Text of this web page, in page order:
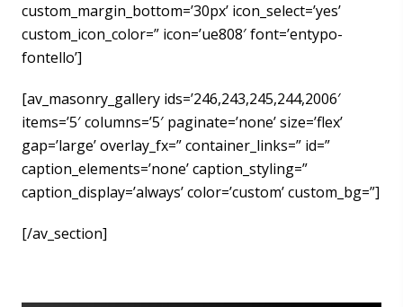
custom_margin_bottom=’30px’ icon_select=’yes’
custom_icon_color=” icon=’ue808′ font=’entypo-
fontello’]
[av_masonry_gallery ids=’246,243,245,244,2006′
items=’5′ columns=’5′ paginate=’none’ size=’flex’
gap=’large’ overlay_fx=” container_links=” id=”
caption_elements=’none’ caption_styling=”
caption_display=’always’ color=’custom’ custom_bg=”]
[/av_section]